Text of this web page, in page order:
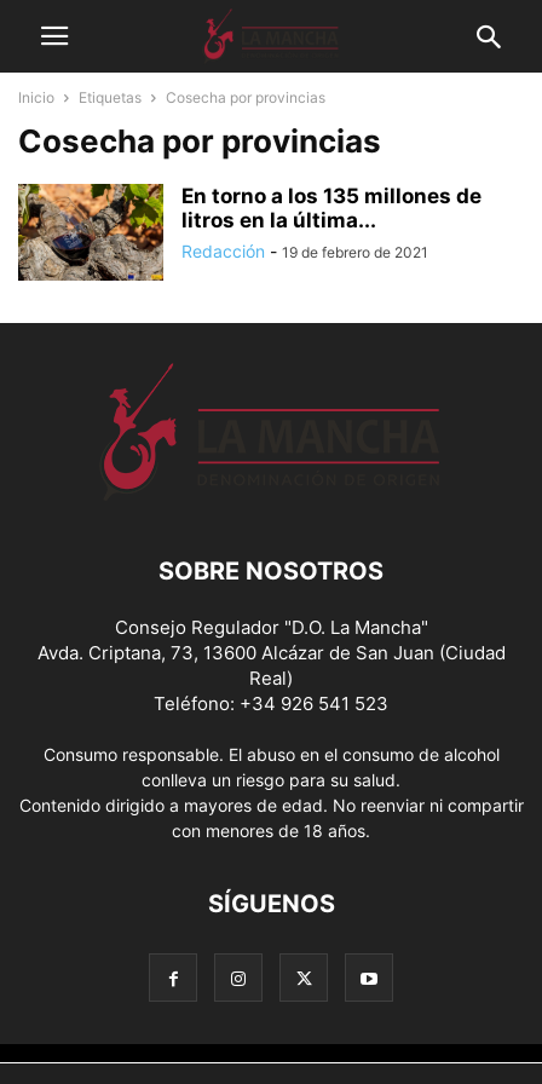
Inicio Etiquetas Cosecha por provincias
Cosecha por provincias
En torno a los 135 millones de
litros en la última...
Redacción - 19 de febrero de 2021
SOBRE NOSOTROS
Consejo Regulador "D.O. La Mancha"
Avda. Criptana, 73, 13600 Alcázar de San Juan (Ciudad
Real)
Teléfono: +34 926 541 523
Consumo responsable. El abuso en el consumo de alcohol
conlleva un riesgo para su salud.
Contenido dirigido a mayores de edad. No reenviar ni compartir
con menores de 18 años.
SÍGUENOS